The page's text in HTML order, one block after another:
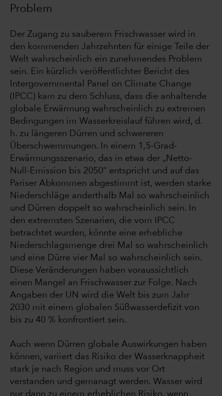
Problem
Der Zugang zu sauberem Frischwasser wird in
den kommenden Jahrzehnten für einige Teile der
Welt wahrscheinlich ein zunehmendes Problem
sein. Ein kürzlich veröffentlichter Bericht des
Intergovernmental Panel on Climate Change
(IPCC) kam zu dem Schluss, dass die anhaltende
globale Erwärmung wahrscheinlich zu extremen
Bedingungen im Wasserkreislauf führen wird, d.
h. zu längeren Dürren und schwereren
Überschwemmungen. In einem 1,5-Grad-
Erwärmungsszenario, das in etwa der „Netto-
Null-Emission bis 2050“ entspricht und auf das
Pariser Abkommen abgestimmt ist, werden starke
Niederschläge anderthalb Mal so wahrscheinlich
und Dürren doppelt so wahrscheinlich sein. In
den extremsten Szenarien, die vom IPCC
betrachtet wurden, könnte eine erhebliche
Niederschlagsmenge drei Mal so wahrscheinlich
und eine Dürre vier Mal so wahrscheinlich sein.
Diese Veränderungen haben voraussichtlich
einen Mangel an Frischwasser zur Folge. Nach
Angaben der UN wird die Welt bis zum Jahr
2030 mit einem globalen Süßwasserdefizit von
bis zu 40 % konfrontiert sein.
Auch wenn Dürren globale Auswirkungen haben
können, variiert das Risiko der Wasserknappheit
stark je nach Region und muss vor Ort
verstanden und gemanagt werden. Wasser wird
nur dann zu einem erheblichen Risiko, wenn